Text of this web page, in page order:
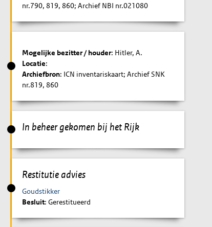
nr.790, 819, 860; Archief NBI nr.021080
Mogelijke bezitter / houder: Hitler, A.
Locatie:
Archiefbron: ICN inventariskaart; Archief SNK
nr.819, 860
In beheer gekomen bij het Rijk
Restitutie advies
Goudstikker
Besluit: Gerestitueerd